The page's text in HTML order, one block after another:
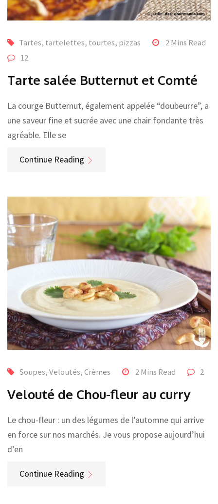
Tartes, tartelettes, tourtes, pizzas
2 Mins Read
12
Tarte salée Butternut et Comté
La courge Butternut, également appelée “doubeurre”, a
une saveur fine et sucrée avec une chair fondante très
agréable. Elle se
Continue Reading
Soupes, Veloutés, Crèmes 2 Mins Read 2
Velouté de Chou-fleur au curry
Le chou-fleur : un des légumes de l’automne qui arrive
en force sur nos marchés. Je vous propose aujourd’hui
d’en
Continue Reading